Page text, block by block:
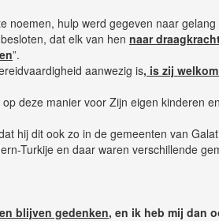
noemen, hulp werd gegeven naar
dat elk van hen naar
”.
aanwezig is, is zij
deze manier voor Zijn eigen kinderen
hij dit ook zo in de gemeenten van
Turkije en daar waren verschillende
blijven gedenken, en ik heb mij dan